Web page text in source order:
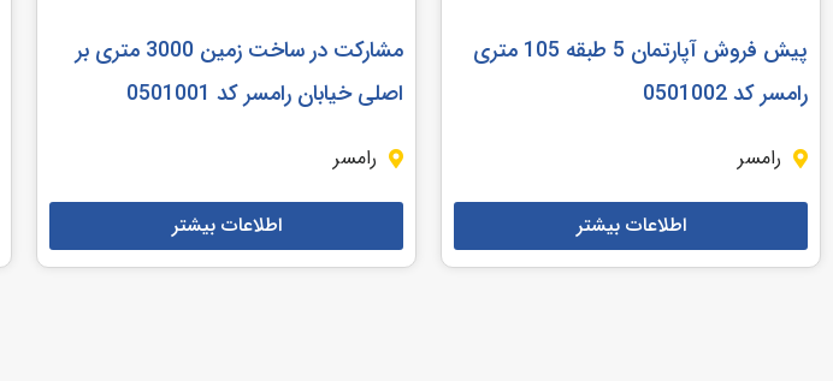
پیش فروش آپارتمان 5 طبقه 105 متری
رامسر کد 0501002
رامسر
اطلاعات بیشتر
مشارکت در ساخت زمین 3000 متری بر
اصلی خیابان رامسر کد 0501001
رامسر
اطلاعات بیشتر